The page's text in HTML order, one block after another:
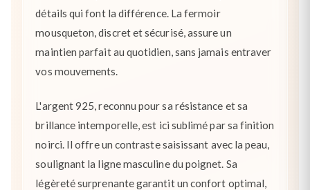
détails qui font la différence. La fermoir
mousqueton, discret et sécurisé, assure un
maintien parfait au quotidien, sans jamais entraver
vos mouvements.
L'argent 925, reconnu pour sa résistance et sa
brillance intemporelle, est ici sublimé par sa finition
noirci. Il offre un contraste saisissant avec la peau,
soulignant la ligne masculine du poignet. Sa
légèreté surprenante garantit un confort optimal,